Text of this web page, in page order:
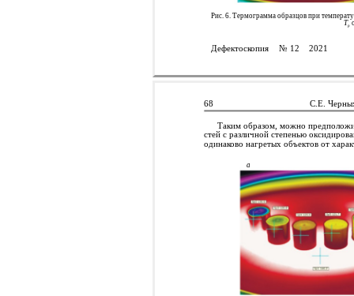
Рис. 6. Термограмма образцов при
Тр
Дефектоскопия № 12 2021
68 С.Е.
Таким образом, можно
стей с различной степенью
одинаково нагретых объектов от
а